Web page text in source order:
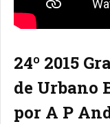
24º 2015
de Urbano
por A P